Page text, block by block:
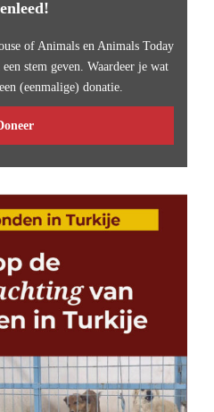
of Animals en Animals Today
stem geven. Waardeer je wat
(eenmalige) donatie.